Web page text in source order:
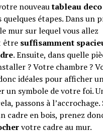
nouveautableau
quelques étapes. Dans un
mur sur lequel vous allez
être suffisamment
. Ensuite, dans quelle
? Votre chambre ?
idéales pour afficher
un symbole de votre foi.
passons à
cadre en bois, prenez
votre cadre au mur.